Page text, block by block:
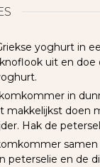
yoghurt in
uit en doe
in
makkelijkst doen
Hak de
peterselie en de